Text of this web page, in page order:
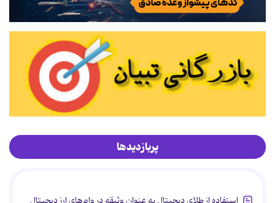
پربازدیدها
استفاده از طلای دیجیتال به عنوان وثیقه در وام‌های ارز دیجیتال